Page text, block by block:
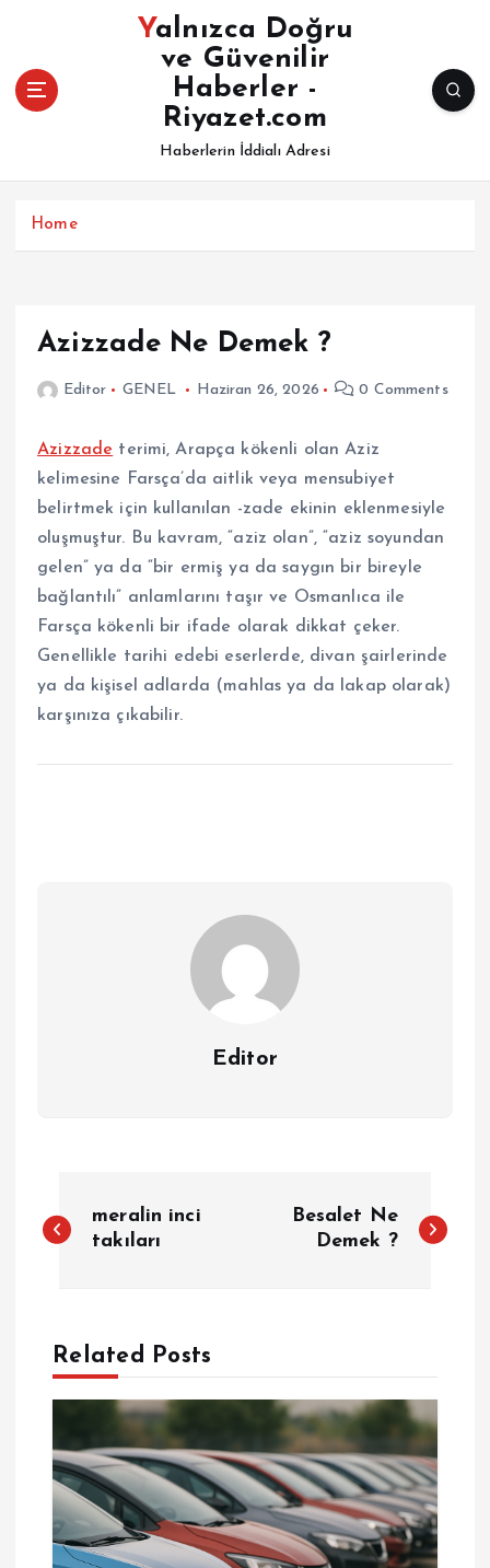
Yalnızca Doğru
ve Güvenilir
Haberler -
Riyazet.com
Haberlerin İddialı Adresi
Home
Azizzade Ne Demek ?
Editor GENEL Haziran 26, 2026 0 Comments
Azizzade terimi, Arapça kökenli olan Aziz
kelimesine Farsça’da aitlik veya mensubiyet
belirtmek için kullanılan -zade ekinin eklenmesiyle
oluşmuştur. Bu kavram, “aziz olan”, “aziz soyundan
gelen” ya da “bir ermiş ya da saygın bir bireyle
bağlantılı” anlamlarını taşır ve Osmanlıca ile
Farsça kökenli bir ifade olarak dikkat çeker.
Genellikle tarihi edebi eserlerde, divan şairlerinde
ya da kişisel adlarda (mahlas ya da lakap olarak)
karşınıza çıkabilir.
Editor
a
g
e
z
meralin inci
takıları
Besalet Ne
Demek ?
Related Posts